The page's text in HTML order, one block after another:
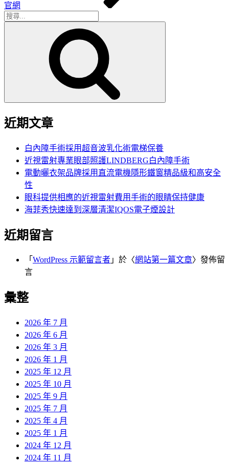
官網
搜
近期文章
白內障手術採用超音波乳化術電梯保養
近視雷射專業眼部照護LINDBERG白內障手術
電動曬衣架品牌採用直流電機隱形鐵窗精品級和高安全
性
眼科提供相應的近視雷射費用手術的眼睛保持健康
海菲秀快速達到深層清潔IQOS電子煙設計
近期留言
「 WordPress 示範留言者 」於〈網站第一篇文章〉發佈留
言
彙整
2026 年 7 月
2026 年 6 月
2026 年 3 月
2026 年 1 月
2025 年 12 月
2025 年 10 月
2025 年 9 月
2025 年 7 月
2025 年 4 月
2025 年 1 月
2024 年 12 月
2024 年 11 月